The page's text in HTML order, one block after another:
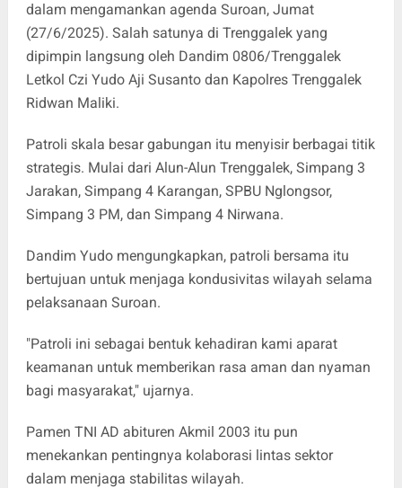
dalam mengamankan agenda Suroan, Jumat
(27/6/2025). Salah satunya di Trenggalek yang
dipimpin langsung oleh Dandim 0806/Trenggalek
Letkol Czi Yudo Aji Susanto dan Kapolres Trenggalek
Ridwan Maliki.
Patroli skala besar gabungan itu menyisir berbagai titik
strategis. Mulai dari Alun-Alun Trenggalek, Simpang 3
Jarakan, Simpang 4 Karangan, SPBU Nglongsor,
Simpang 3 PM, dan Simpang 4 Nirwana.
Dandim Yudo mengungkapkan, patroli bersama itu
bertujuan untuk menjaga kondusivitas wilayah selama
pelaksanaan Suroan.
"Patroli ini sebagai bentuk kehadiran kami aparat
keamanan untuk memberikan rasa aman dan nyaman
bagi masyarakat," ujarnya.
Pamen TNI AD abituren Akmil 2003 itu pun
menekankan pentingnya kolaborasi lintas sektor
dalam menjaga stabilitas wilayah.